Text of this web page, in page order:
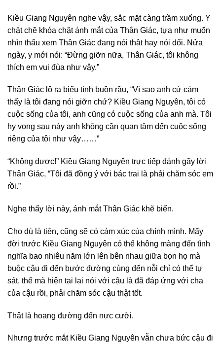
Kiều Giang Nguyên nghe vậy, sắc mặt càng trầm xuống. Y
chặt chẽ khóa chặt ánh mắt của Thân Giác, tựa như muốn
nhìn thấu xem Thân Giác đang nói thật hay nói dối. Nửa
ngày, y mới nói: “Đừng giỡn nữa, Thân Giác, tôi không
thích em vui đùa như vậy.”
Thân Giác lộ ra biểu tình buồn rầu, “Vì sao anh cứ cảm
thấy là tôi đang nói giỡn chứ? Kiều Giang Nguyên, tôi có
cuộc sống của tôi, anh cũng có cuộc sống của anh mà. Tôi
hy vọng sau này anh không cần quan tâm đến cuộc sống
riêng của tôi như vậy……”
“Không được!” Kiều Giang Nguyên trực tiếp đánh gãy lời
Thân Giác, “Tôi đã đồng ý với bác trai là phải chăm sóc em
rồi.”
Nghe thấy lời này, ánh mắt Thân Giác khẽ biến.
Cho dù là tiên, cũng sẽ có cảm xúc của chính mình. Mấy
đời trước Kiều Giang Nguyên có thể không màng đến tình
nghĩa bao nhiêu năm lớn lên bên nhau giữa bọn họ mà
buộc cậu đi đến bước đường cùng đến nỗi chỉ có thể tự
sát, thế mà hiện tại lại nói với cậu là đã đáp ứng với cha
của cậu rồi, phải chăm sóc cậu thật tốt.
Thật là hoang đường đến nực cười.
Nhưng trước mắt Kiều Giang Nguyên vẫn chưa bức cậu đi